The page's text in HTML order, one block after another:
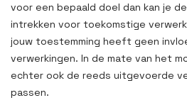
voor een bepaald doel dan kan je
intrekken voor toekomstige
jouw toestemming heeft geen
verwerkingen. In de mate van het
echter ook de reeds uitgevoerde
passen.